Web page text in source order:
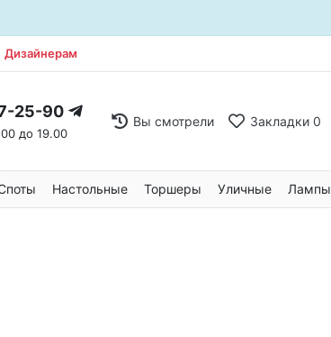
Дизайнерам
25-90
до 19.00
Вы смотрели Закладки 0
Настольные Торшеры Уличные Лампы